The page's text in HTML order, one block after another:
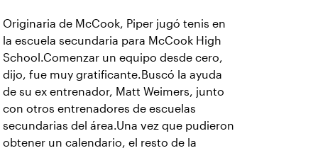
Originaria de McCook, Piper jugó tenis en
la escuela secundaria para McCook High
School.Comenzar un equipo desde cero,
dijo, fue muy gratificante.Buscó la ayuda
de su ex entrenador, Matt Weimers, junto
con otros entrenadores de escuelas
secundarias del área.Una vez que pudieron
obtener un calendario, el resto de la